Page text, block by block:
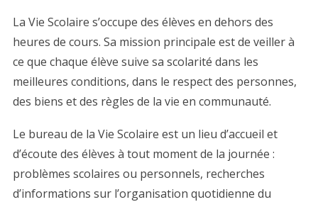
La Vie Scolaire s’occupe des élèves en dehors des
heures de cours. Sa mission principale est de veiller à
ce que chaque élève suive sa scolarité dans les
meilleures conditions, dans le respect des personnes,
des biens et des règles de la vie en communauté.
Le bureau de la Vie Scolaire est un lieu d’accueil et
d’écoute des élèves à tout moment de la journée :
problèmes scolaires ou personnels, recherches
d’informations sur l’organisation quotidienne du